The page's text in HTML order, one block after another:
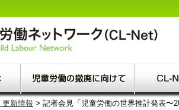
更新情報 > 記者会見「児童労働の世界推計発表〜